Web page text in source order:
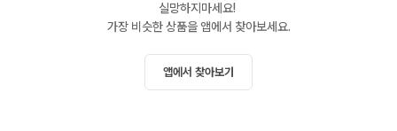
실망하지마세요!
가장 비슷한 상품을 앱에서 찾아보세요.
앱에서 찾아보기